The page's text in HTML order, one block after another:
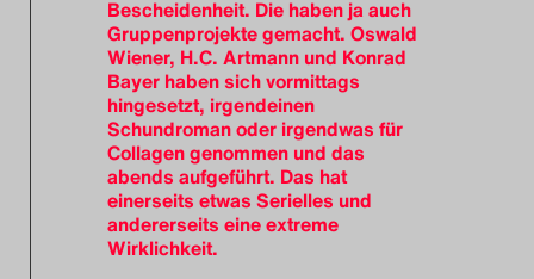
Bescheidenheit. Die haben ja auch
Gruppenprojekte gemacht. Oswald
Wiener, H.C. Artmann und Konrad
Bayer haben sich vormittags
hingesetzt, irgendeinen
Schundroman oder irgendwas für
Collagen genommen und das
abends aufgeführt. Das hat
einerseits etwas Serielles und
andererseits eine extreme
Wirklichkeit.